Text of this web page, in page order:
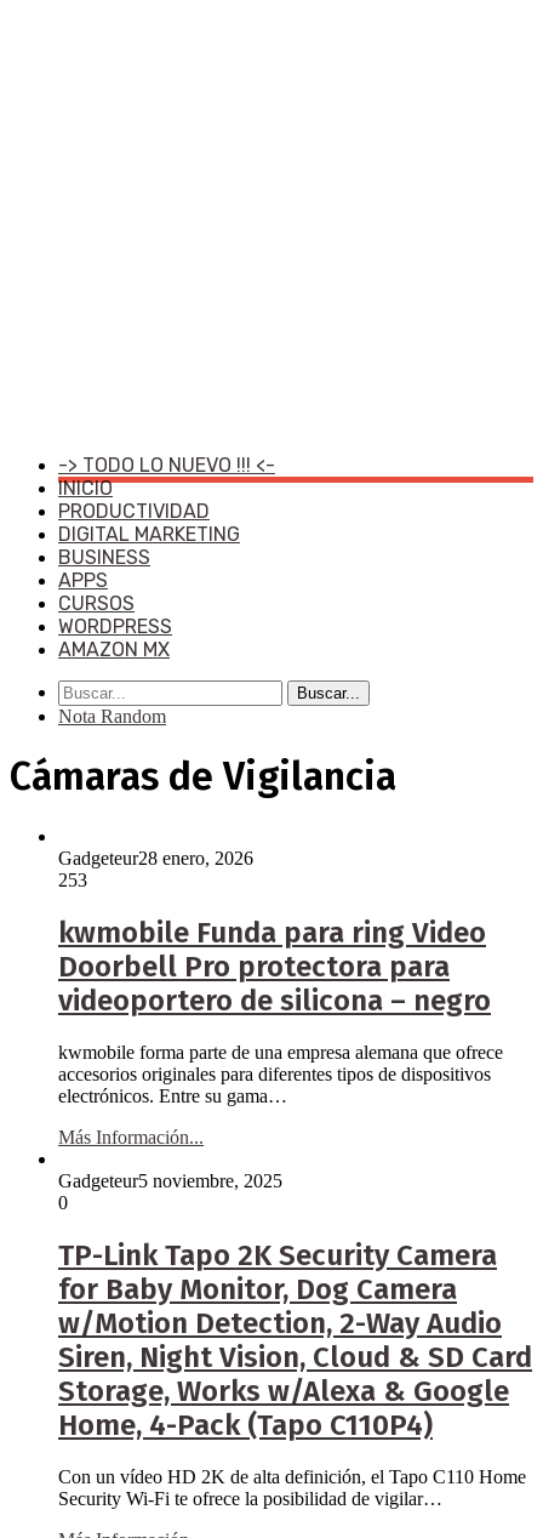
-> TODO LO NUEVO !!! <-
INICIO
PRODUCTIVIDAD
DIGITAL MARKETING
BUSINESS
APPS
CURSOS
WORDPRESS
AMAZON MX
Buscar...
Nota Random
Cámaras de Vigilancia
Gadgeteur28 enero, 2026
253
kwmobile Funda para ring Video
Doorbell Pro protectora para
videoportero de silicona – negro
kwmobile forma parte de una empresa alemana que ofrece
accesorios originales para diferentes tipos de dispositivos
electrónicos. Entre su gama…
Más Información...
Gadgeteur5 noviembre, 2025
0
TP-Link Tapo 2K Security Camera
for Baby Monitor, Dog Camera
w/Motion Detection, 2-Way Audio
Siren, Night Vision, Cloud & SD Card
Storage, Works w/Alexa & Google
Home, 4-Pack (Tapo C110P4)
Con un vídeo HD 2K de alta definición, el Tapo C110 Home
Security Wi-Fi te ofrece la posibilidad de vigilar…